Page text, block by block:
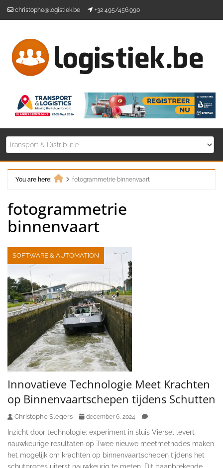
christophe@logistiek.be +32 495/456.990
You are here:
fotogrammetrie binnenvaart
fotogrammetrie
binnenvaart
SOFTWARE & AUTOMATION
Innovatieve Technologie Meet Krachten
op Binnenvaartschepen tijdens Schutten
Christophe Slegers december 6, 2024
Inzicht door technologie: experiment in sluis Viersel levert
nauwkeurige resultaten op Twee nieuwe meetmethodes maken
het mogelijk om krachten op binnenvaartschepen tijdens het
schutproces uiterst nauwkeurig te meten. Dit baanbrekende